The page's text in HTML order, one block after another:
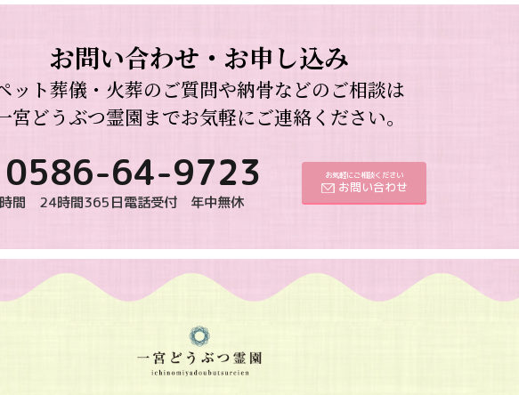
お問い合わせ・お申し込み
ット葬儀・火葬のご質問や納骨などのご相談は
宮どうぶつ霊園までお気軽にご連絡ください。
0586-64-9723
間 24時間365日電話受付 年中無休
お気軽にご相談ください
お問い合わせ